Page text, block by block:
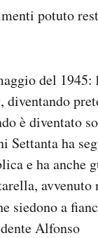
potuto
del 1945:
è diventato
Settanta ha
e ha anche
avvenuto
siedono a
Alfonso